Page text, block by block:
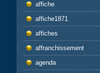
affiche
affiche1871
affiches
affranchissement
agenda